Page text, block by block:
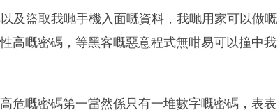
及盜取我哋手機入面嘅資料，我哋用家可以做嘅
高嘅密碼，等黑客嘅惡意程式無咁易可以撞中我
危嘅密碼第一當然係只有一堆數字嘅密碼，表表